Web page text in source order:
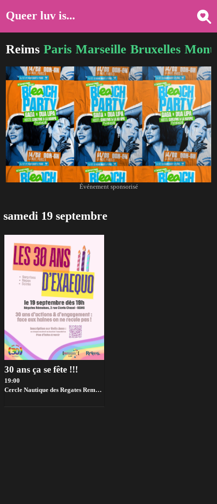
Queer luv is...
Reims Paris Marseille Bruxelles
Événement sponsorisé
samedi 19 septembre
30 ans ça se fête !!!
19:00
Cercle Nautique des Regates Remoises,